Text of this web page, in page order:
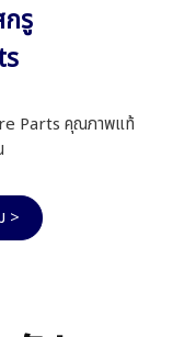
รู
Parts คุณภาพแท้
>